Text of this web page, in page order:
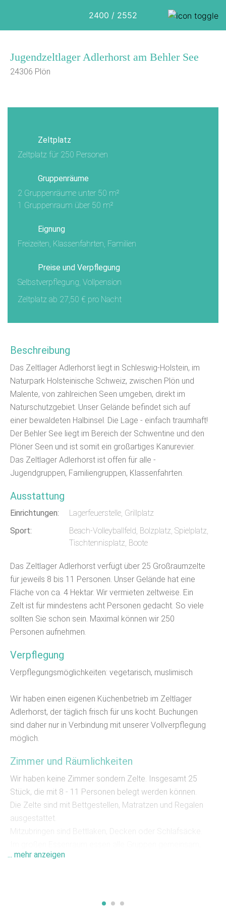
2400 / 2552
Jugendzeltlager Adlerhorst am Behler See
24306 Plön
1/3
Zeltplatz
Zeltplatz für 250 Personen
Gruppenräume
2 Gruppenräume unter 50 m²
1 Gruppenraum über 50 m²
Eignung
Freizeiten, Klassenfahrten, Familien
Preise und Verpflegung
Selbstverpflegung, Vollpension
Zeltplatz ab 27,50 € pro Nacht
Beschreibung
Das Zeltlager Adlerhorst liegt in Schleswig-Holstein, im
Naturpark Holsteinische Schweiz, zwischen Plön und
Malente, von zahlreichen Seen umgeben, direkt im
Naturschutzgebiet. Unser Gelände befindet sich auf
einer bewaldeten Halbinsel. Die Lage - einfach traumhaft!
Der Behler See liegt im Bereich der Schwentine und den
Plöner Seen und ist somit ein großartiges Kanurevier.
Das Zeltlager Adlerhorst ist offen für alle -
Jugendgruppen, Familiengruppen, Klassenfahrten.
Ausstattung
Einrichtungen:
Lagerfeuerstelle, Grillplatz
Sport:
Beach-Volleyballfeld, Bolzplatz, Spielplatz,
Tischtennisplatz, Boote
Das Zeltlager Adlerhorst verfügt über 25 Großraumzelte
für jeweils 8 bis 11 Personen. Unser Gelände hat eine
Fläche von ca. 4 Hektar. Wir vermieten zeltweise. Ein
Zelt ist für mindestens acht Personen gedacht. So viele
sollten Sie schon sein. Maximal können wir 250
Personen aufnehmen.
Verpflegung
Verpflegungsmöglichkeiten: vegetarisch, muslimisch
Wir haben einen eigenen Küchenbetrieb im Zeltlager
Adlerhorst, der täglich frisch für uns kocht. Buchungen
sind daher nur in Verbindung mit unserer Vollverpflegung
möglich.
Zimmer und Räumlichkeiten
Wir haben keine Zimmer sondern Zelte. Insgesamt 25
Stück, die mit 8 - 11 Personen belegt werden können.
Die Zelte sind mit Bettgestellen, Matratzen und Regalen
ausgestattet.
Mitzubringen sind Bettlaken, Decken oder Schlafsäcke.
er kann außerhalb der Essenszeiten für Aktivitäten
... mehr anzeigen